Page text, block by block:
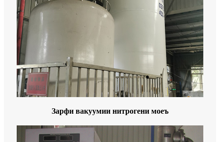
Зарфи вакуумии нитрогени моеъ